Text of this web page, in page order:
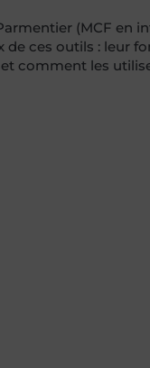
(MCF en
de ces outils : leur
comment les